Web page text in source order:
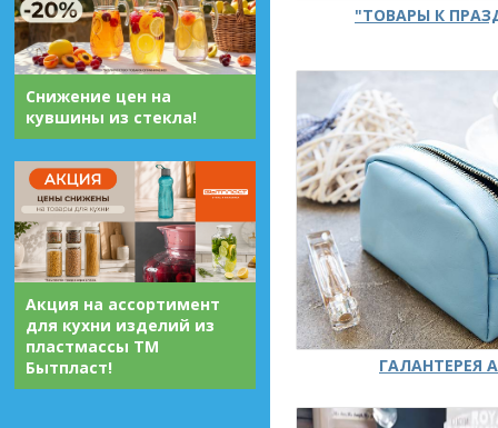
Снижение цен на
кувшины из стекла!
Акция на ассортимент
для кухни изделий из
пластмассы ТМ
Бытпласт!
"ТОВАРЫ К
ГАЛАНТЕРЕЯ